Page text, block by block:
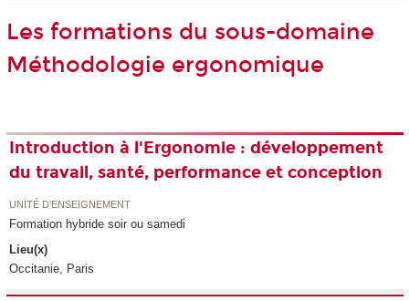
Les formations du sous-domaine
Méthodologie ergonomique
Introduction à l'Ergonomie : développement
du travail, santé, performance et conception
UNITÉ D’ENSEIGNEMENT
Formation hybride soir ou samedi
Lieu(x)
Occitanie, Paris